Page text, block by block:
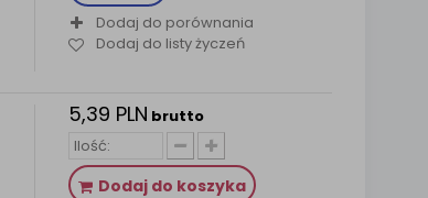
Dodaj do porównania
Dodaj do listy życzeń
5,39 PLN brutto
Dodaj do koszyka